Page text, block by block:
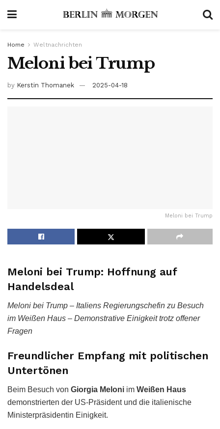
Home Weltnachrichten
Meloni bei Trump
by Kerstin Thomanek 2025-04-18
Meloni bei Trump
Meloni bei Trump: Hoffnung auf
Handelsdeal
Meloni bei Trump – Italiens Regierungschefin zu Besuch
im Weißen Haus – Demonstrative Einigkeit trotz offener
Fragen
Freundlicher Empfang mit politischen
Untertönen
Beim Besuch von Giorgia Meloni im Weißen Haus
demonstrierten der US-Präsident und die italienische
Ministerpräsidentin Einigkeit.